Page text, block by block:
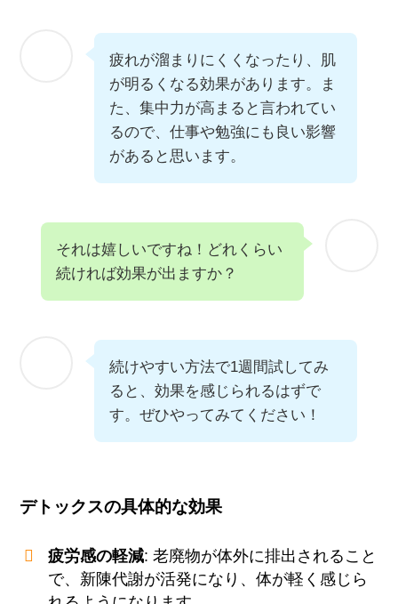
疲れが溜まりにくくなったり、肌
が明るくなる効果があります。ま
た、集中力が高まると言われてい
るので、仕事や勉強にも良い影響
があると思います。
それは嬉しいですね！どれくらい
続ければ効果が出ますか？
続けやすい方法で1週間試してみ
ると、効果を感じられるはずで
す。ぜひやってみてください！
デトックスの具体的な効果
疲労感の軽減: 老廃物が体外に排出されること
で、新陳代謝が活発になり、体が軽く感じら